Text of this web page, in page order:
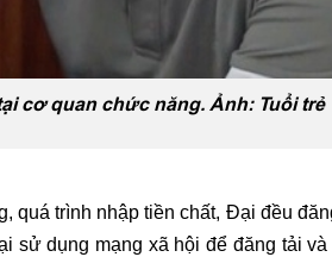
cơ quan chức năng. Ảnh: Tuổi trẻ
quá trình nhập tiền chất, Đại đều
sử dụng mạng xã hội để đăng tải